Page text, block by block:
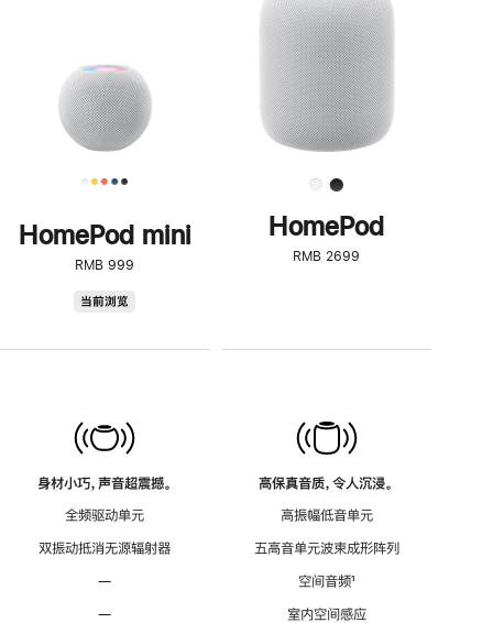
HomePod mini
RMB 999
当前浏览
身材小巧，声音超震撼。
全频驱动单元
双振动抵消无源辐射器
—
—
了
解
HomePod<
HomePod
RMB 2699
高保真音质，令人沉浸。
高振幅低音单元
五高音单元波束成形阵列
空间音频脚
¹
室内空间感应